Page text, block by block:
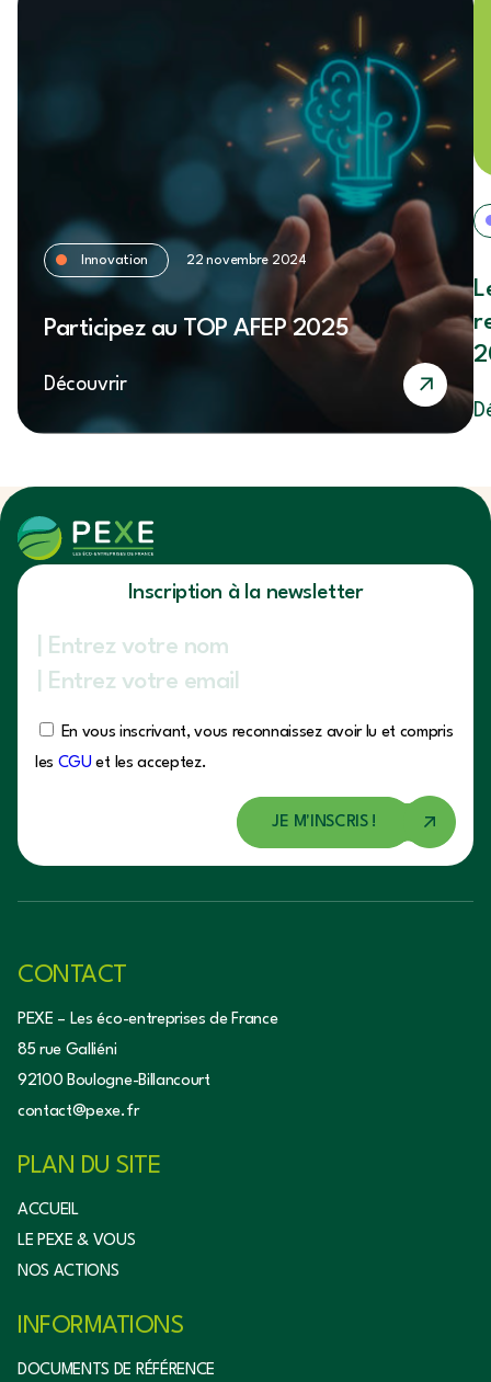
Innovation 22 novembre 2024
Participez au TOP AFEP 2025
Découvrir
Inscription à la newsletter
En vous inscrivant, vous reconnaissez avoir lu et compris
les CGU et les acceptez.
CONTACT
PEXE – Les éco-entreprises de France
85 rue Galliéni
92100 Boulogne-Billancourt
contact@pexe.fr
PLAN DU SITE
ACCUEIL
LE PEXE & VOUS
NOS ACTIONS
INFORMATIONS
DOCUMENTS DE RÉFÉRENCE